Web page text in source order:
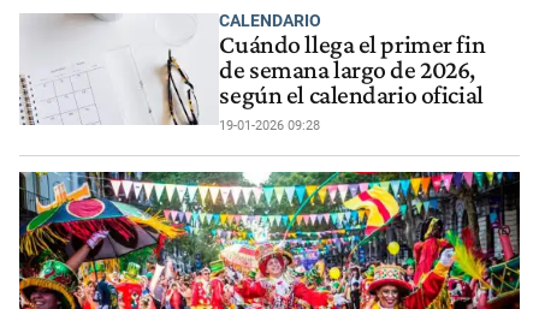
CALENDARIO
Cuándo llega el primer fin
de semana largo de 2026,
según el calendario oficial
19-01-2026 09:28